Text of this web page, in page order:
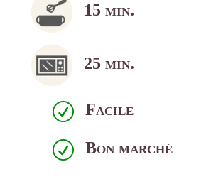
15 min.
25 min.
R Facile
R Bon marché